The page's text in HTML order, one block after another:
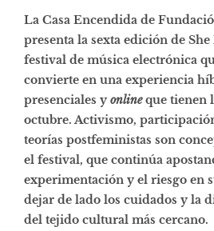
La Casa Encendida de
presenta la sexta edición de
festival de música electrónica
convierte en una experiencia
presenciales yonlineque tienen
octubre. Activismo,
teorías postfeministas son
el festival, que continúa
experimentación y el riesgo en
dejar de lado los cuidados y la
del tejido cultural más cercano.